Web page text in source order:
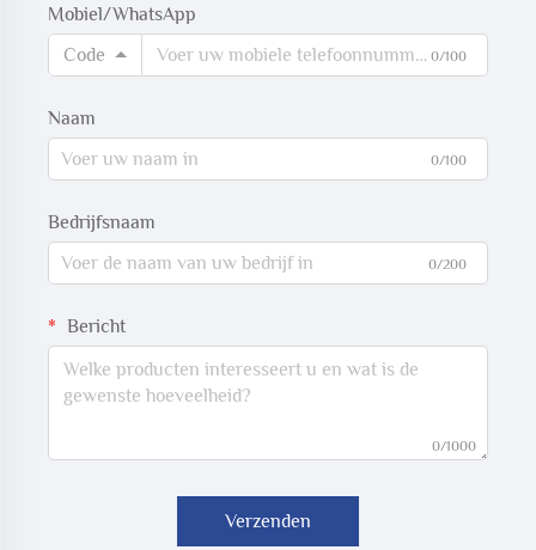
Mobiel/WhatsApp
Code
0/100
Naam
0/100
Bedrijfsnaam
0/200
Bericht
0/1000
Verzenden